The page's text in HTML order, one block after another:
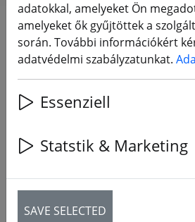
Start Márkák Axisflying
Minden termék
33 Cikk
adatokkal, amelyeket Ön
amelyeket ők gyűjtöttek a
során. További információkért
adatvédelmi szabályzatunkat.
Essenziell
Statstik & Marketing
SAVE SELECTED